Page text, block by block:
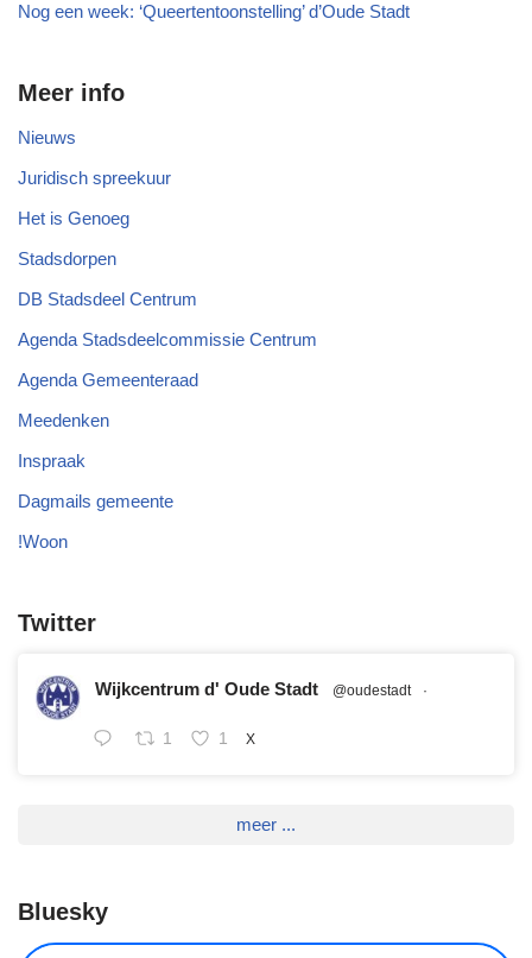
Nog een week: ‘Queertentoonstelling’ d’Oude Stadt
Meer info
Nieuws
Juridisch spreekuur
Het is Genoeg
Stadsdorpen
DB Stadsdeel Centrum
Agenda Stadsdeelcommissie Centrum
Agenda Gemeenteraad
Meedenken
Inspraak
Dagmails gemeente
!Woon
Twitter
Wijkcentrum d' Oude Stadt @oudestadt ·
1 1 X
meer ...
Bluesky